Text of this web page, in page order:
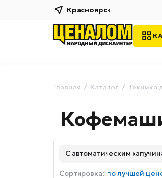
Красноярск
Главная Каталог Техника
С автоматическим
С автоматической
Сортировка: получшей